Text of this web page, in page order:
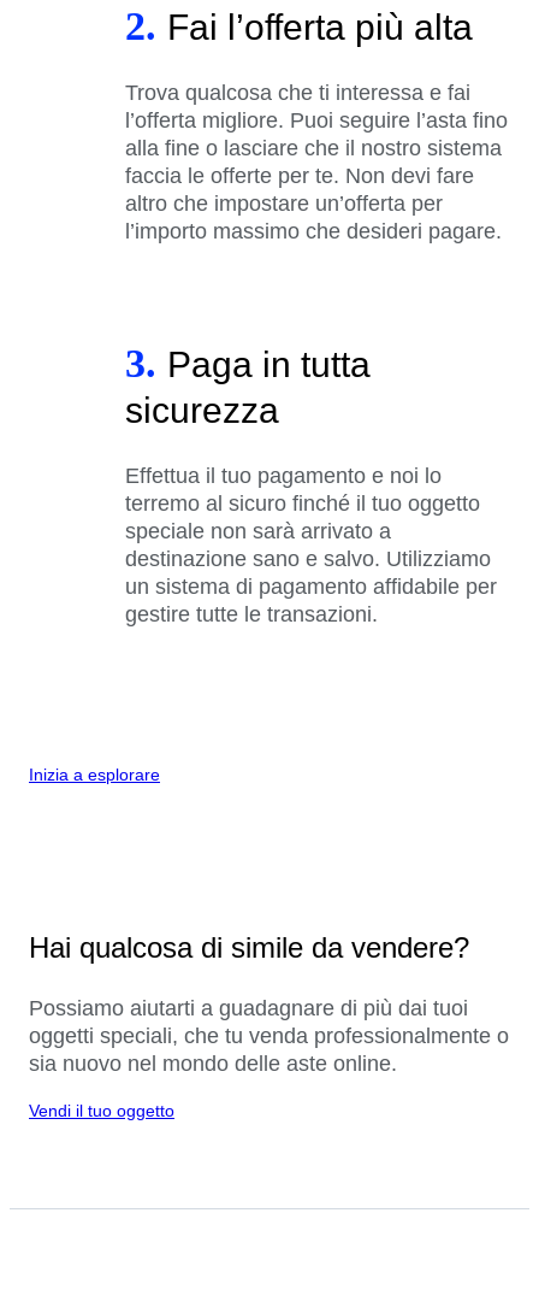
2. Fai l’offerta più alta
Trova qualcosa che ti interessa e fai
l’offerta migliore. Puoi seguire l’asta fino
alla fine o lasciare che il nostro sistema
faccia le offerte per te. Non devi fare
altro che impostare un’offerta per
l’importo massimo che desideri pagare.
3. Paga in tutta
sicurezza
Effettua il tuo pagamento e noi lo
terremo al sicuro finché il tuo oggetto
speciale non sarà arrivato a
destinazione sano e salvo. Utilizziamo
un sistema di pagamento affidabile per
gestire tutte le transazioni.
Inizia a esplorare
Hai qualcosa di simile da vendere?
Possiamo aiutarti a guadagnare di più dai tuoi
oggetti speciali, che tu venda professionalmente o
sia nuovo nel mondo delle aste online.
Vendi il tuo oggetto